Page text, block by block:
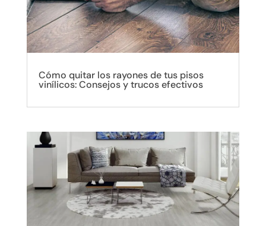
Cómo quitar los rayones de tus pisos
vinílicos: Consejos y trucos efectivos